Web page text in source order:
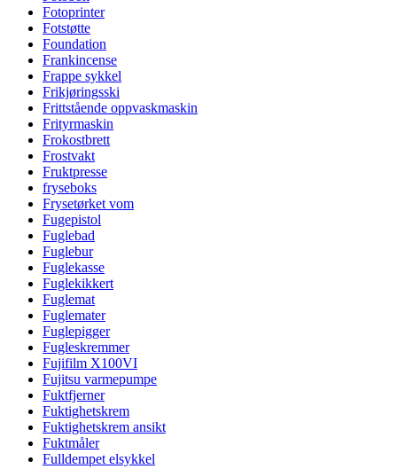
Fotoprinter
Fotstøtte
Foundation
Frankincense
Frappe sykkel
Frikjøringsski
Frittstående oppvaskmaskin
Frityrmaskin
Frokostbrett
Frostvakt
Fruktpresse
fryseboks
Frysetørket vom
Fugepistol
Fuglebad
Fuglebur
Fuglekasse
Fuglekikkert
Fuglemat
Fuglemater
Fuglepigger
Fugleskremmer
Fujifilm X100VI
Fujitsu varmepumpe
Fuktfjerner
Fuktighetskrem
Fuktighetskrem ansikt
Fuktmåler
Fulldempet elsykkel